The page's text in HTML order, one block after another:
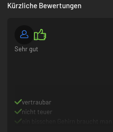
Kürzliche Bewertungen
Sehr gut
vertraubar
nicht teuer